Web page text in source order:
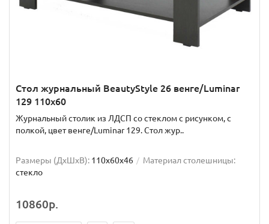
Стол журнальный BeautyStyle 26 венге/Luminar
129 110x60
Журнальный столик из ЛДСП со стеклом с рисунком, с
полкой, цвет венге/Luminar 129. Стол жур..
Размеры (ДхШxВ): 110х60х46
Материал столешницы:
стекло
10860р.